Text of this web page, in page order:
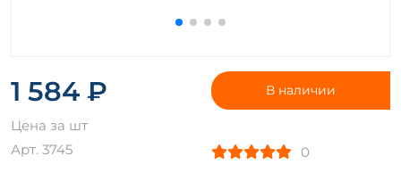
1 584 ₽
Цена за шт
Арт. 3745
В наличии
0